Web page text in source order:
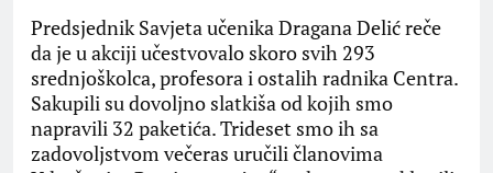
Predsjednik Savjeta učenika Dragana Delić reče
da je u akciji učestvovalo skoro svih 293
srednjoškolca, profesora i ostalih radnika Centra.
Sakupili su dovoljno slatkiša od kojih smo
napravili 32 paketića. Trideset smo ih sa
zadovoljstvom večeras uručili članovima